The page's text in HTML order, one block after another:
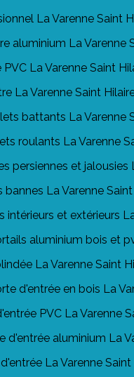
La Varenne Saint
aluminium La Varenne
La Varenne Saint
La Varenne Saint
battants La Varenne
roulants La Varenne
persiennes et jalousies
La Varenne
intérieurs et extérieurs
aluminium bois et
La Varenne Saint
d'entrée en bois La
PVC La Varenne
d'entrée aluminium La
La Varenne